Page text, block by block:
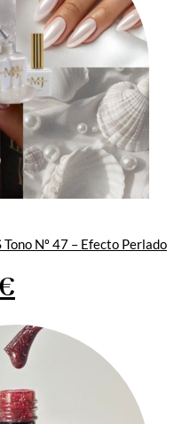
Nº 47 – Efecto Perlado
precio
actual
es: